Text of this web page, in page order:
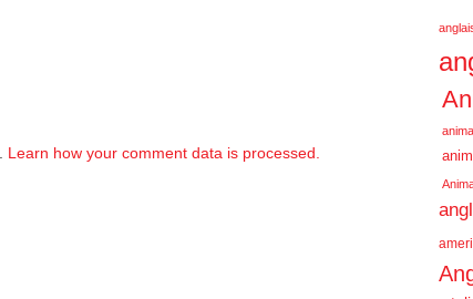
Learn how your comment data is processed.